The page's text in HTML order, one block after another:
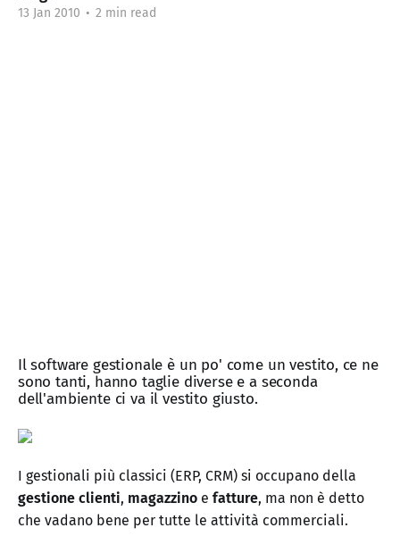
13 Jan 2010 • 2 min read
Il software gestionale è un po' come un vestito, ce ne
sono tanti, hanno taglie diverse e a seconda
dell'ambiente ci va il vestito giusto.
I gestionali più classici (ERP, CRM) si occupano della
gestione clienti, magazzino e fatture, ma non è detto
che vadano bene per tutte le attività commerciali.